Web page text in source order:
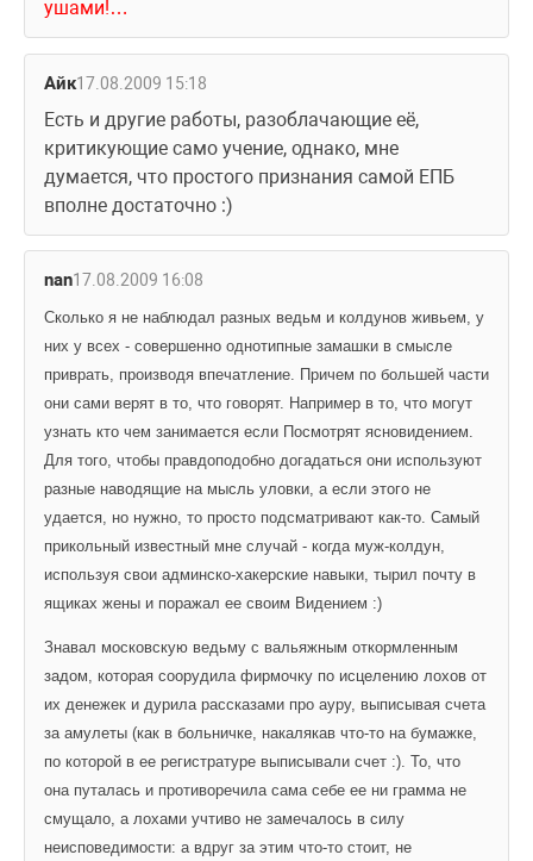
ушами!…
Айк17.08.2009 15:18
Есть и другие работы, разоблачающие её,
критикующие само учение, однако, мне
думается, что простого признания самой ЕПБ
вполне достаточно :)
nan17.08.2009 16:08
Сколько я не наблюдал разных ведьм и колдунов живьем, у
них у всех - совершенно однотипные замашки в смысле
приврать, производя впечатление. Причем по большей части
они сами верят в то, что говорят. Например в то, что могут
узнать кто чем занимается если Посмотрят ясновидением.
Для того, чтобы правдоподобно догадаться они используют
разные наводящие на мысль уловки, а если этого не
удается, но нужно, то просто подсматривают как-то. Самый
прикольный известный мне случай - когда муж-колдун,
используя свои админско-хакерские навыки, тырил почту в
ящиках жены и поражал ее своим Видением :)
Знавал московскую ведьму с вальяжным откормленным
задом, которая соорудила фирмочку по исцелению лохов от
их денежек и дурила рассказами про ауру, выписывая счета
за амулеты (как в больничке, накалякав что-то на бумажке,
по которой в ее регистратуре выписывали счет :). То, что
она путалась и противоречила сама себе ее ни грамма не
смущало, а лохами учтиво не замечалось в силу
неисповедимости: а вдруг за этим что-то стоит, не